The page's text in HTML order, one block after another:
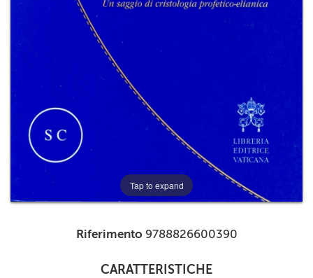
Tap to expand
Riferimento 9788826600390
CARATTERISTICHE